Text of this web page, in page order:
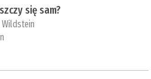
się sam?
Wildstein